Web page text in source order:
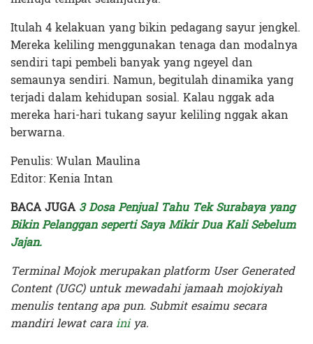
Itulah 4 kelakuan yang bikin pedagang sayur jengkel.
Mereka keliling menggunakan tenaga dan modalnya
sendiri tapi pembeli banyak yang ngeyel dan
semaunya sendiri. Namun, begitulah dinamika yang
terjadi dalam kehidupan sosial. Kalau nggak ada
mereka hari-hari tukang sayur keliling nggak akan
berwarna.
Penulis: Wulan Maulina
Editor: Kenia Intan
BACA JUGA 3 Dosa Penjual Tahu Tek Surabaya yang
Bikin Pelanggan seperti Saya Mikir Dua Kali Sebelum
Jajan.
Terminal Mojok merupakan platform User Generated
Content (UGC) untuk mewadahi jamaah mojokiyah
menulis tentang apa pun. Submit esaimu secara
mandiri lewat carainiya.